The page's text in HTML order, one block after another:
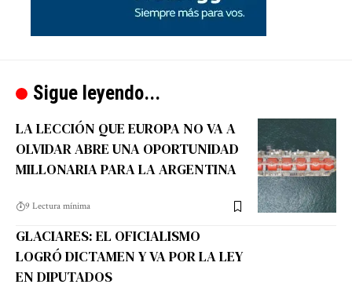
Sigue leyendo...
LA LECCIÓN QUE EUROPA NO VA A
OLVIDAR ABRE UNA OPORTUNIDAD
MILLONARIA PARA LA ARGENTINA
9 Lectura mínima
GLACIARES: EL OFICIALISMO
LOGRÓ DICTAMEN Y VA POR LA LEY
EN DIPUTADOS